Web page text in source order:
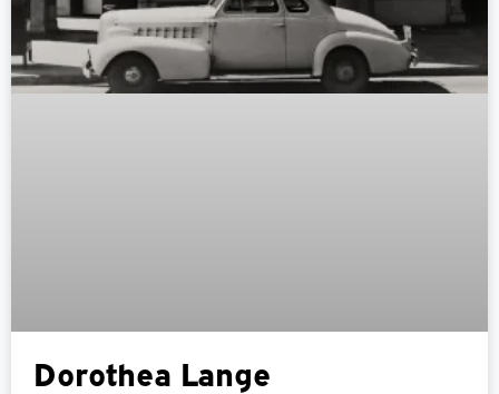
Dorothea Lange